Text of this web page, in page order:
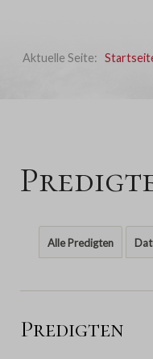
Aktuelle Seite:
Alle Predigten
Predigten